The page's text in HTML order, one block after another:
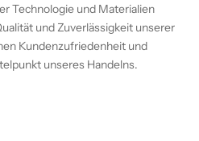
Technologie und Materialien
und Zuverlässigkeit unserer
Kundenzufriedenheit und
unseres Handelns.